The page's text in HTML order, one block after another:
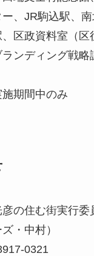
、JR駒込駅、
区政資料室（区
ンディング戦略
期間中のみ
の住む街実行委
・中村）
0321